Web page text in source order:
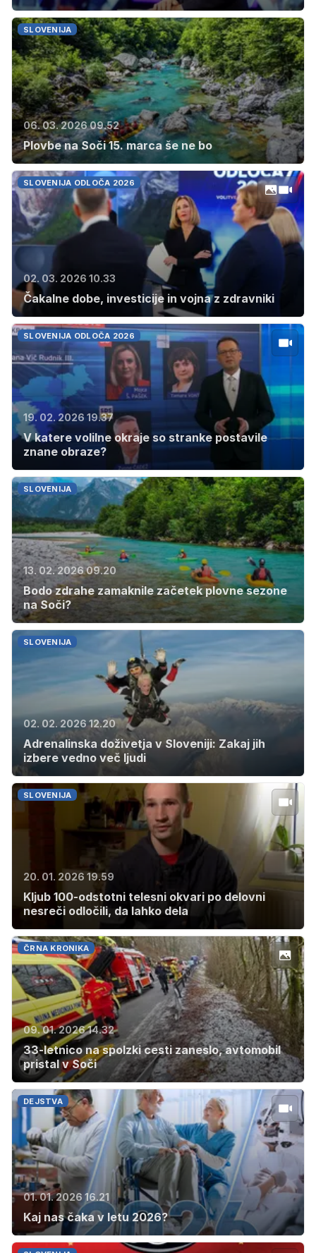
SLOVENIJA
06. 03. 2026 09.52
Plovbe na Soči 15. marca še ne bo
SLOVENIJA ODLOČA 2026
02. 03. 2026 10.33
Čakalne dobe, investicije in vojna z zdravniki
SLOVENIJA ODLOČA 2026
19. 02. 2026 19.37
V katere volilne okraje so stranke postavile
znane obraze?
SLOVENIJA
13. 02. 2026 09.20
Bodo zdrahe zamaknile začetek plovne sezone
na Soči?
SLOVENIJA
02. 02. 2026 12.20
Adrenalinska doživetja v Sloveniji: Zakaj jih
izbere vedno več ljudi
SLOVENIJA
20. 01. 2026 19.59
Kljub 100-odstotni telesni okvari po delovni
nesreči odločili, da lahko dela
ČRNA KRONIKA
09. 01. 2026 14.32
33-letnico na spolzki cesti zaneslo, avtomobil
pristal v Soči
DEJSTVA
01. 01. 2026 16.21
Kaj nas čaka v letu 2026?